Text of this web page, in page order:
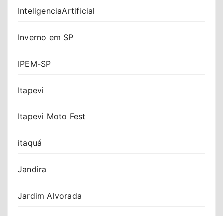
InteligenciaArtificial
Inverno em SP
IPEM-SP
Itapevi
Itapevi Moto Fest
itaquá
Jandira
Jardim Alvorada